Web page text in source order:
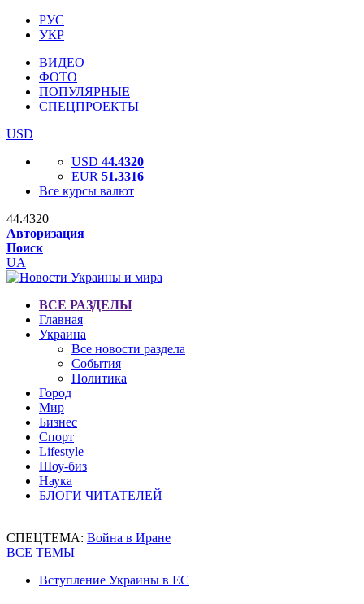
РУС
УКР
ВИДЕО
ФОТО
ПОПУЛЯРНЫЕ
СПЕЦПРОЕКТЫ
USD
USD 44.4320
EUR 51.3316
Все курсы валют
44.4320
Авторизация
Поиск
UA
ВСЕ РАЗДЕЛЫ
Главная
Украина
Все новости раздела
События
Политика
Город
Мир
Бизнес
Спорт
Lifestyle
Шоу-биз
Наука
БЛОГИ ЧИТАТЕЛЕЙ
СПЕЦТЕМА: Война в Иране
ВСЕ ТЕМЫ
Вступление Украины в ЕС